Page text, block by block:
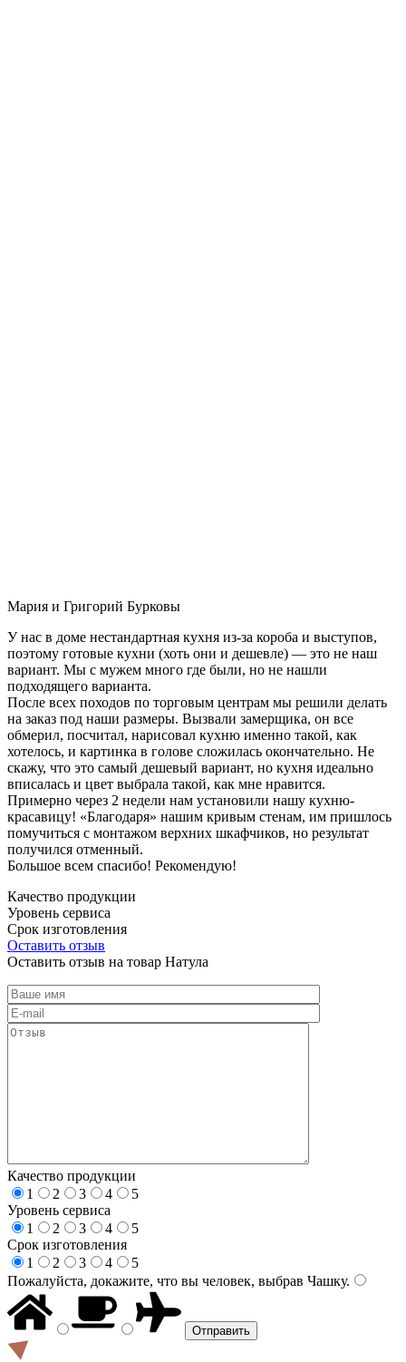
Мария и Григорий Бурковы
У нас в доме нестандартная кухня из-за короба и выступов,
поэтому готовые кухни (хоть они и дешевле) — это не наш
вариант. Мы с мужем много где были, но не нашли
подходящего варианта.
После всех походов по торговым центрам мы решили делать
на заказ под наши размеры. Вызвали замерщика, он все
обмерил, посчитал, нарисовал кухню именно такой, как
хотелось, и картинка в голове сложилась окончательно. Не
скажу, что это самый дешевый вариант, но кухня идеально
вписалась и цвет выбрала такой, как мне нравится.
Примерно через 2 недели нам установили нашу кухню-
красавицу! «Благодаря» нашим кривым стенам, им пришлось
помучиться с монтажом верхних шкафчиков, но результат
получился отменный.
Большое всем спасибо! Рекомендую!
Качество продукции
Уровень сервиса
Срок изготовления
Оставить отзыв
Оставить отзыв на товар Натула
Качество продукции
1
2 3 4
5
Уровень сервиса
1
2 3 4
5
Срок изготовления
1
2 3 4
5
Пожалуйста, докажите, что вы человек, выбрав Чашку.